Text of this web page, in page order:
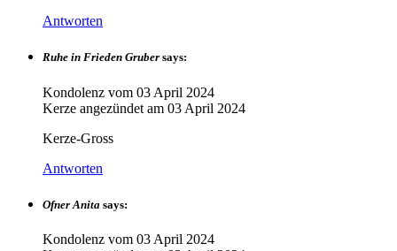
Antworten
Ruhe in Frieden Gruber says:
Kondolenz vom 03 April 2024
Kerze angezündet am 03 April 2024
Kerze-Gross
Antworten
Ofner Anita says:
Kondolenz vom 03 April 2024